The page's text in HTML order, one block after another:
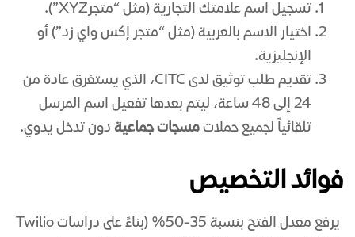
تسجيل اسم علامتك التجارية (مثل “متجرXYZ”).
اختيار الاسم بالعربية (مثل “متجر إكس واي زد”) أو
الإنجليزية.
تقديم طلب توثيق لدى CITC، الذي يستغرق عادة من
24 إلى 48 ساعة، ليتم بعدها تفعيل اسم المرسل
تلقائياً لجميع حملاتمسجات جماعية دون تدخل يدوي.
فوائد التخصيص
يرفع معدل الفتح بنسبة 35-50% (بناءً على دراسات Twilio